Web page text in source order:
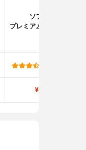
ソフラン
プレミアム消臭プラス
¥418